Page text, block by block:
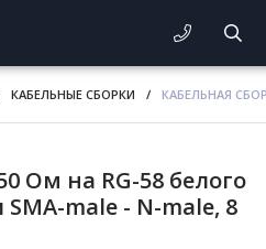
КАБЕЛЬНЫЕ СБОРКИ / КАБЕЛЬНАЯ
Ом на RG-58 белого
male - N-male, 8